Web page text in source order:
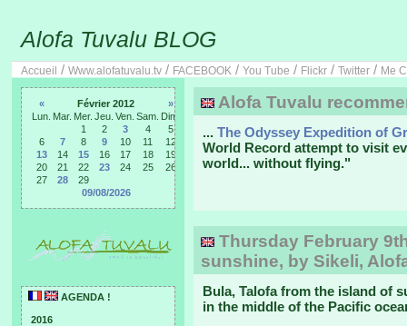
Alofa Tuvalu BLOG
Accueil / Www.alofatuvalu.tv / FACEBOOK / You Tube / Flickr / Twitter / Me
« Février 2012
»
Lun. Mar. Mer. Jeu. Ven. Sam. Dim.
1
2 3 4
5
6
7 8 9 10 11
12
13
14 15 16 17 18
19
20
21 22 23 24 25
26
27
28
29
09/08/2026
AGENDA !
2016
Alofa Tuvalu
... The Odyssey Expedition of
World Record attempt to visit
world... without flying."
Thursday February
sunshine, by Sikeli,
Bula, Talofa from the island of
in the middle of the Pacific